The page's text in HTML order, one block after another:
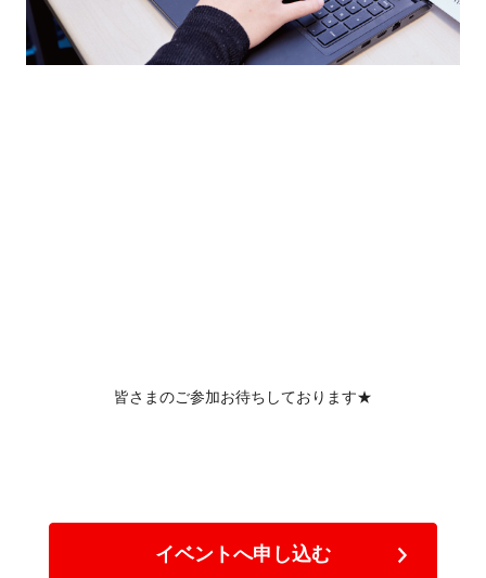
皆さまのご参加お待ちしております★
イベントへ申し込む